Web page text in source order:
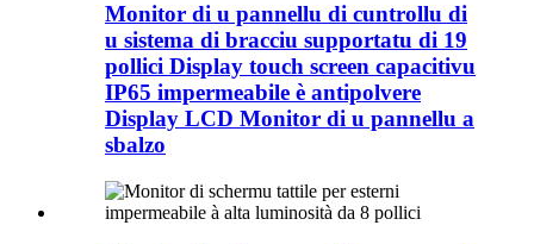
Monitor di u pannellu di cuntrollu di
u sistema di bracciu supportatu di 19
pollici Display touch screen capacitivu
IP65 impermeabile è antipolvere
Display LCD Monitor di u pannellu a
sbalzo